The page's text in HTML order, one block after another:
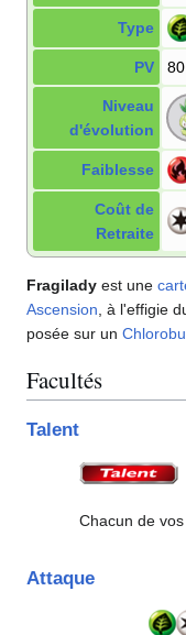
Type
PV 80
Niveau
d'évolution
Faiblesse
Coût de
Retraite
Fragilady est une
Ascension , à l'effigie
posée sur un
Facultés
Talent
Chacun de
Attaque